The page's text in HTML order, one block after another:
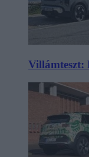
Villámteszt: